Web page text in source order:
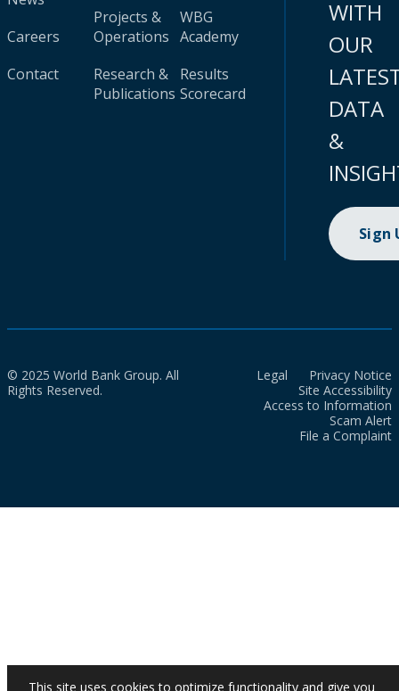
Careers
Contact
Projects &
Operations
Research &
Publications
WBG
Academy
Results
Scorecard
WITH
OUR
DATA
&
Sign
© 2025 World Bank Group. All
Rights Reserved.
Legal
Privacy Notice
Site Accessibility
Access to Information
Scam Alert
File a Complaint
This site uses cookies to optimize functionality and give you